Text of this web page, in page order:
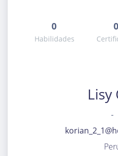
0
Habilidades
0
Lisy
-